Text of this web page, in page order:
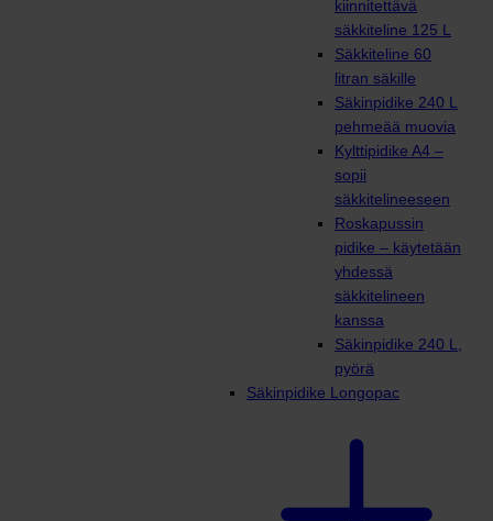
kiinnitettävä
säkkiteline 125 L
Säkkiteline 60
litran säkille
Säkinpidike 240 L
pehmeää muovia
Kylttipidike A4 –
sopii
säkkitelineeseen
Roskapussin
pidike – käytetään
yhdessä
säkkitelineen
kanssa
Säkinpidike 240 L,
pyörä
Säkinpidike Longopac